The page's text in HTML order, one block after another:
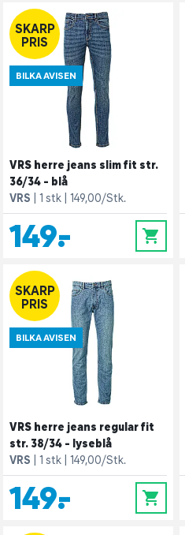
SKARP
PRIS
BILKA AVISEN
VRS herre jeans slim fit str.
36/34 - blå
VRS
1 stk 149,00/Stk.
149,- 0
SKARP
PRIS
BILKA AVISEN
VRS herre jeans regular fit
str. 38/34 - lyseblå
VRS
1 stk 149,00/Stk.
149,- 0